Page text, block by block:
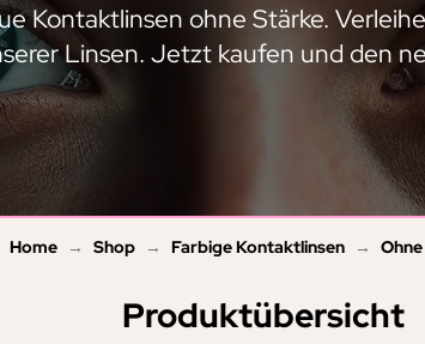
Kontaktlinsen ohne Stärke.
Linsen. Jetzt kaufen und den
Home → Shop → Farbige Kontaktlinsen →
Produktübersicht